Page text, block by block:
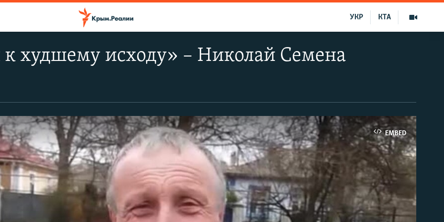
КТА
УКР
к худшему исходу» – Николай Семена
EMBED